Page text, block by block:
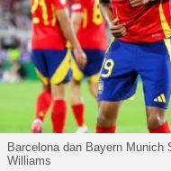
Barcelona dan Bayern Munich
Williams